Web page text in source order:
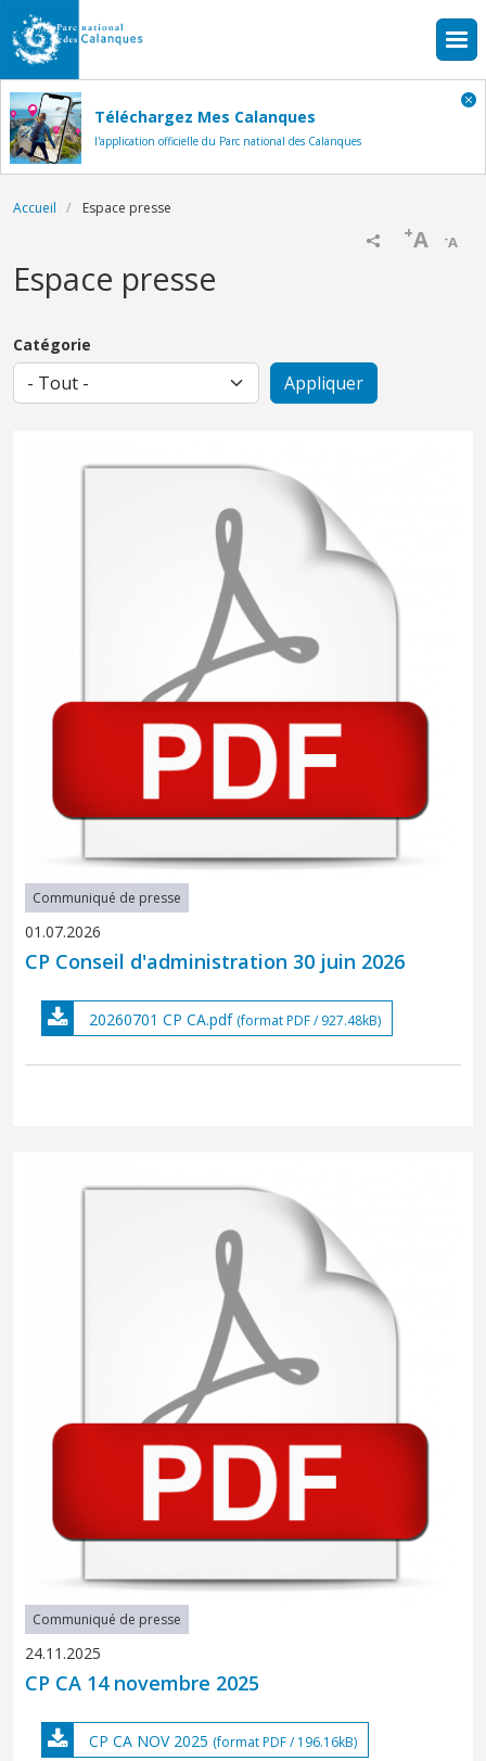
Aller au contenu principal
Téléchargez Mes Calanques
l'application officielle du Parc national des Calanques
Fil d'Ariane
Accueil Espace presse
-A
+A
Espace presse
Catégorie
Communiqué de presse
01.07.2026
CP Conseil d'administration 30 juin 2026
20260701 CP CA.pdf (format PDF / 927.48kB)
Communiqué de presse
24.11.2025
CP CA 14 novembre 2025
CP CA NOV 2025 (format PDF / 196.16kB)